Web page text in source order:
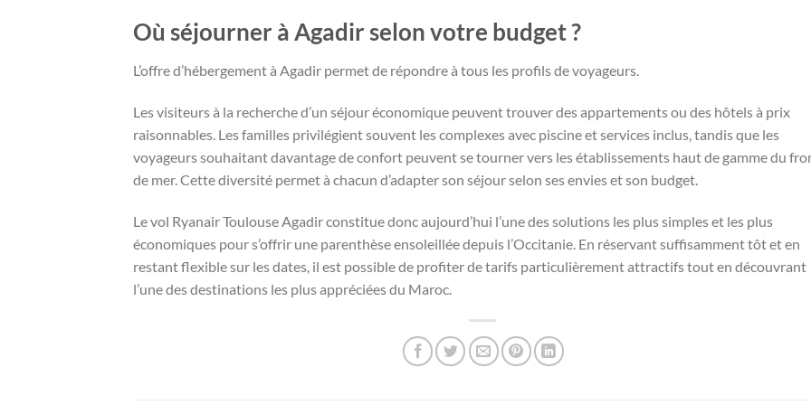
Où séjourner à Agadir selon votre budget ?
L’offre d’hébergement à Agadir permet de répondre à tous les profils de voyageurs.
Les visiteurs à la recherche d’un séjour économique peuvent trouver des appartements ou des hôtels à prix
raisonnables. Les familles privilégient souvent les complexes avec piscine et services inclus, tandis que les
voyageurs souhaitant davantage de confort peuvent se tourner vers les établissements haut de gamme du
de mer. Cette diversité permet à chacun d’adapter son séjour selon ses envies et son budget.
Le vol Ryanair Toulouse Agadir constitue donc aujourd’hui l’une des solutions les plus simples et les plus
économiques pour s’offrir une parenthèse ensoleillée depuis l’Occitanie. En réservant suffisamment tôt et en
restant flexible sur les dates, il est possible de profiter de tarifs particulièrement attractifs tout en découvrant
l’une des destinations les plus appréciées du Maroc.